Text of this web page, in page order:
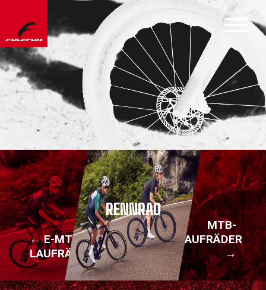
RENNRAD
← E-MTB-
LAUFRÄDER
MTB-
LAUFRÄDER
→